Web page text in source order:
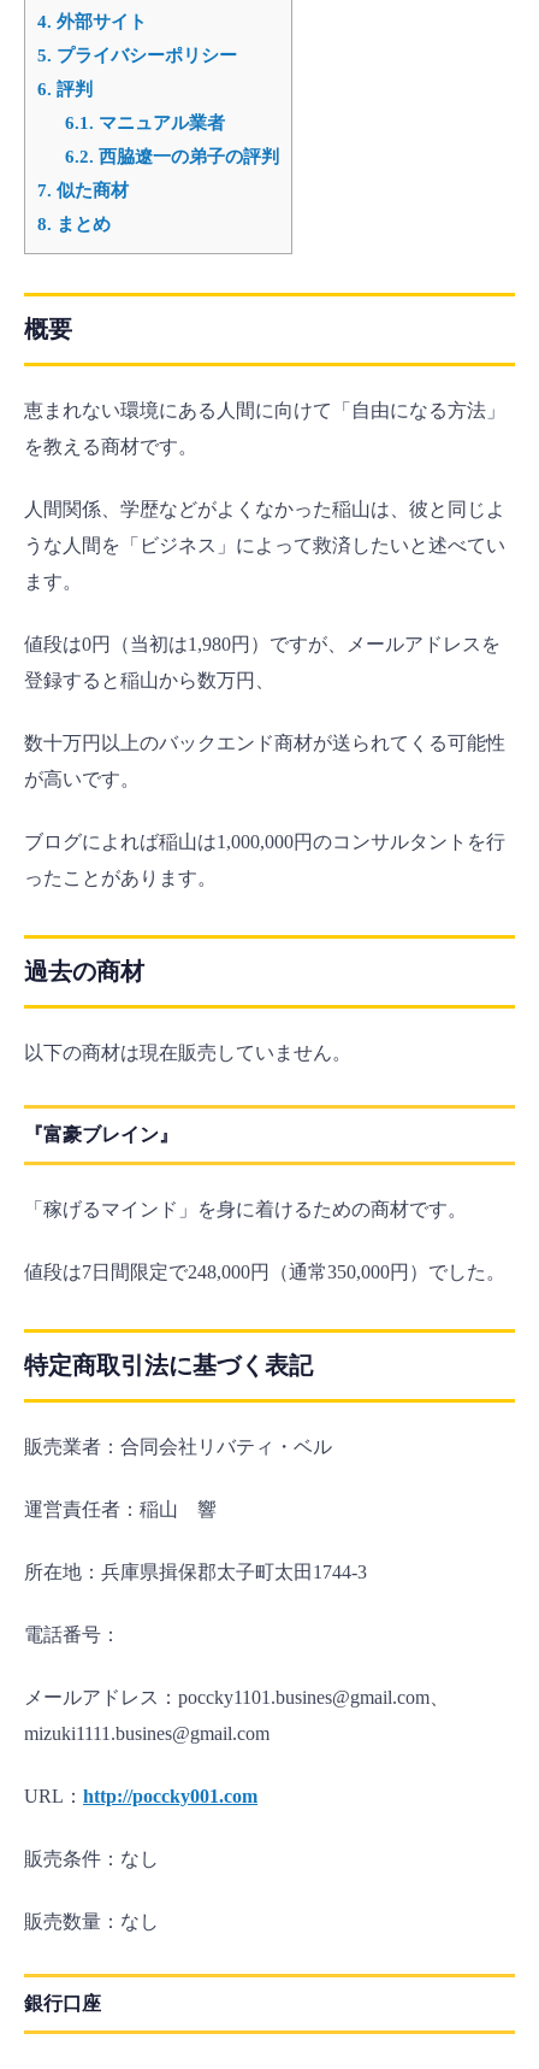
4. 外部サイト
5. プライバシーポリシー
6. 評判
6.1. マニュアル業者
6.2. 西脇遼一の弟子の評判
7. 似た商材
8. まとめ
概要
恵まれない環境にある人間に向けて「自由になる方法」
を教える商材です。
人間関係、学歴などがよくなかった稲山は、彼と同じよ
うな人間を「ビジネス」によって救済したいと述べてい
ます。
値段は0円（当初は1,980円）ですが、メールアドレスを
登録すると稲山から数万円、
数十万円以上のバックエンド商材が送られてくる可能性
が高いです。
ブログによれば稲山は1,000,000円のコンサルタントを行
ったことがあります。
過去の商材
以下の商材は現在販売していません。
『富豪ブレイン』
「稼げるマインド」を身に着けるための商材です。
値段は7日間限定で248,000円（通常350,000円）でした。
特定商取引法に基づく表記
販売業者：合同会社リバティ・ベル
運営責任者：稲山 響
所在地：兵庫県揖保郡太子町太田1744-3
電話番号：
メールアドレス：poccky1101.busines@gmail.com、
mizuki1111.busines@gmail.com
URL： http://poccky001.com
販売条件：なし
販売数量：なし
銀行口座